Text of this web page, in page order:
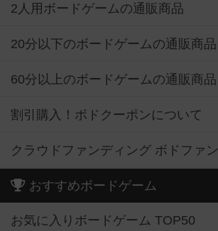
2人用ボードゲームの通販商品
20分以下のボードゲームの通販商品
60分以上のボードゲームの通販商品
割引購入！ボドクーポンについて
クラウドファンディング ボドファン
おすすめボードゲーム
お気に入りボードゲーム TOP50